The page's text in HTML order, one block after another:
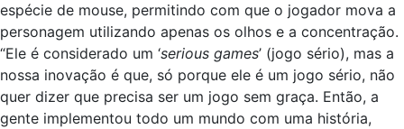
espécie de mouse, permitindo com que o jogador mova a
personagem utilizando apenas os olhos e a concentração.
“Ele é considerado um ‘serious games’ (jogo sério), mas a
nossa inovação é que, só porque ele é um jogo sério, não
quer dizer que precisa ser um jogo sem graça. Então, a
gente implementou todo um mundo com uma história,